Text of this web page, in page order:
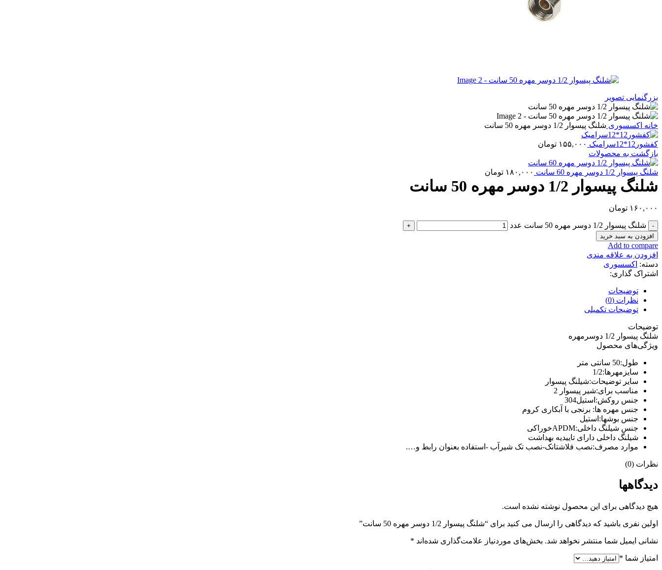
بزرگنمایی تصویر
خانه اکسسوری شلنگ پیسوار 1/2 دوسر مهره 50 سانت
کفشور12*12سرامیک ۱۵۵,۰۰۰ تومان
بازگشت به محصولات
شلنگ پیسوار 1/2 دوسر مهره 60 سانت ۱۸۰,۰۰۰ تومان
شلنگ پیسوار 1/2 دوسر مهره 50 سانت
۱۶۰,۰۰۰ تومان
شلنگ پیسوار 1/2 دوسر مهره 50 سانت عدد
افزودن به سبد خرید
Add to compare
افزودن به علاقه مندی
دسته: اکسسوری
اشتراک گذاری:
توضیحات
نظرات (0)
توضیحات تکمیلی
توضیحات
شلنگ پیسوار 1/2 دوسرمهره
ویژگی‌های محصول
طول:50 سانتی متر
سایزمهرها:1/2
سایر توضیحات:شیلنگ پیسوار
مناسب برای:شیر پیسوار 2
جنس روکش: استیل304
جنس مهره ها: برنجی با آبکاری کروم
جنس بوشها:استیل
جنس شیلنگ داخلی:APDMخوراکی
شیلنگ داخلی دارای تاییدیه بهداشت
موارد مصرف:نصب فلاشتانک-نصب تک شیرآب -استفاده بعنوان رابط و….
نظرات (0)
دیدگاهها
هیچ دیدگاهی برای این محصول نوشته نشده است.
اولین نفری باشید که دیدگاهی را ارسال می کنید برای “شلنگ پیسوار 1/2 دوسر مهره 50 سانت”
نشانی ایمیل شما منتشر نخواهد شد. بخش‌های موردنیاز علامت‌گذاری شده‌اند *
امتیاز شما *